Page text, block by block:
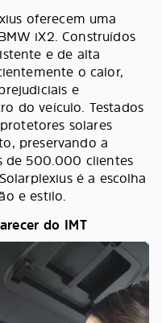
oferecem uma
iX2. Construídos
e de alta
o calor,
e
do veículo. Testados
solares
preservando a
de 500.000 clientes
é a escolha
e estilo.
do IMT